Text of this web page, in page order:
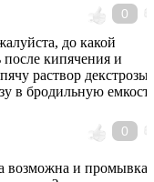
0
до какой
кипячения и
раствор декстрозы,
в бродильную
0
возможна и промывка